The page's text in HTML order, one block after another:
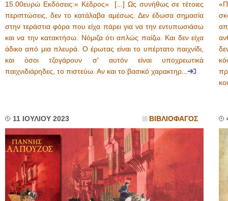
15.00ευρώ Εκδόσεις:« Κέδρος» [...] Ως συνήθως σε τέτοιες
περιπτώσεις, δεν το κατάλαβα αμέσως. Δεν έδωσα σημασία
στην τεράστια φόρα που είχα πάρει για να την εντυπωσιάσω
και να την κατακτήσω. Νόμιζα ότι απλώς παίζω. Και δεν είχα
άδικο από μια πλευρά. Ο έρωτας είναι το υπέρτατο παιχνίδι,
και όσοι τζογάρουν σ' αυτόν είναι υποχρεωτικά
παιχνιδιάρηδες, το πιστεύω. Αν και το βασικό χαρακτηρ...
11 ΙΟΥΛΙΟΥ 2023 ΒΙΒΛΙΟΦΑΓΟΣ